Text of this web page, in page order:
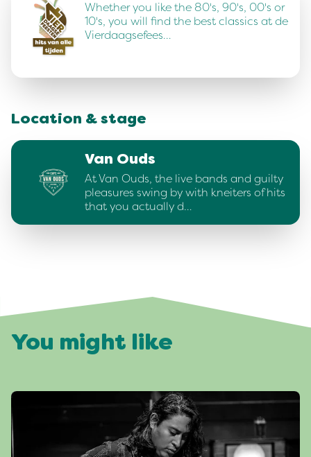
Whether you like the 80's, 90's, 00's or
10's, you will find the best classics at de
Vierdaagsefees…
Location & stage
Van Ouds
At Van Ouds, the live bands and guilty
pleasures swing by with kneiters of hits
that you actually d…
You might like